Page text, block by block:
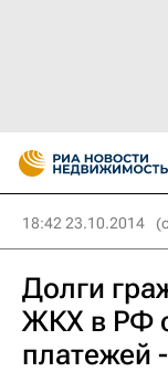
18:42 23.10.2014
Долги
ЖКХ в РФ
платежей